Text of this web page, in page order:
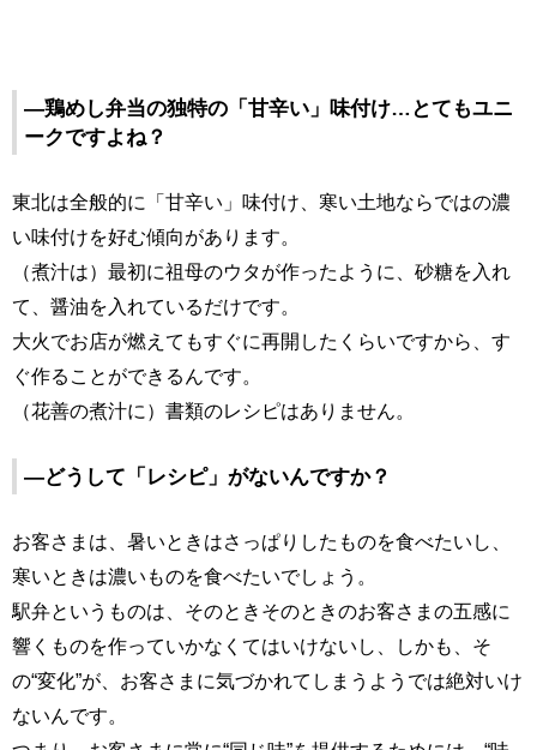
―鶏めし弁当の独特の「甘辛い」味付け…とてもユニ
ークですよね？
東北は全般的に「甘辛い」味付け、寒い土地ならではの濃
い味付けを好む傾向があります。
（煮汁は）最初に祖母のウタが作ったように、砂糖を入れ
て、醤油を入れているだけです。
大火でお店が燃えてもすぐに再開したくらいですから、す
ぐ作ることができるんです。
（花善の煮汁に）書類のレシピはありません。
―どうして「レシピ」がないんですか？
お客さまは、暑いときはさっぱりしたものを食べたいし、
寒いときは濃いものを食べたいでしょう。
駅弁というものは、そのときそのときのお客さまの五感に
響くものを作っていかなくてはいけないし、しかも、そ
の“変化”が、お客さまに気づかれてしまうようでは絶対いけ
ないんです。